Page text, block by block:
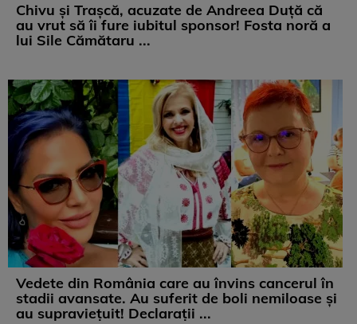
Chivu și Trașcă, acuzate de Andreea Duță că
au vrut să îi fure iubitul sponsor! Fosta noră a
lui Sile Cămătaru ...
Vedete din România care au învins cancerul în
stadii avansate. Au suferit de boli nemiloase şi
au supravieţuit! Declarații ...